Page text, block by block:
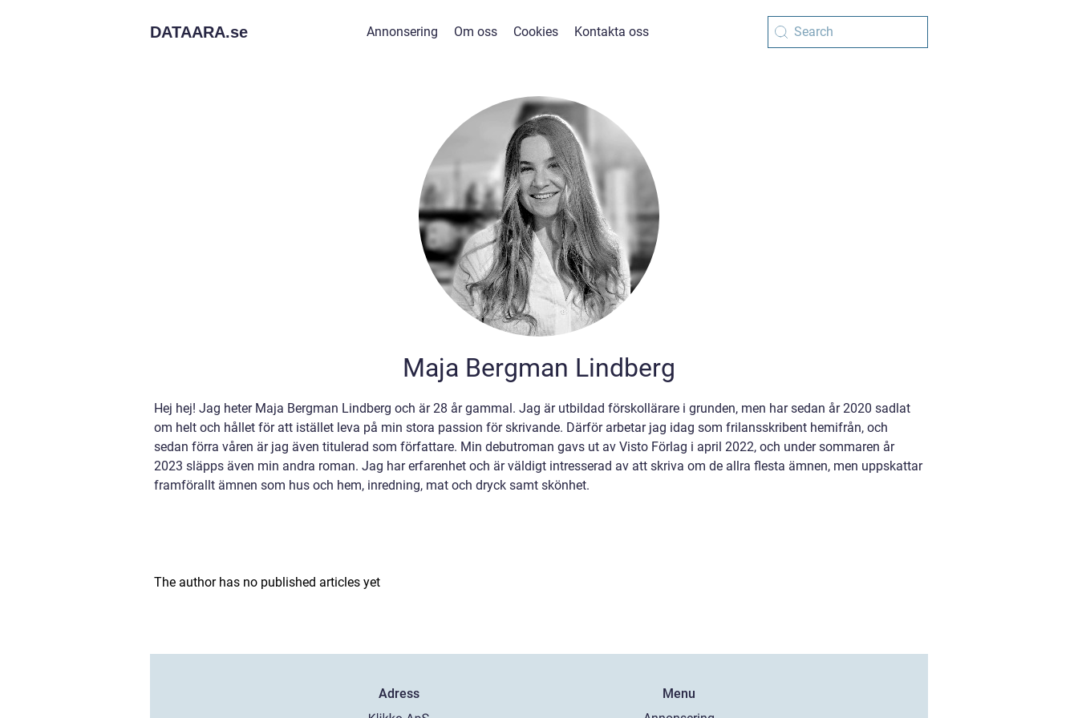
DATAARA.se Annonsering Om oss Cookies Kontakta oss
Maja Bergman Lindberg
Hej hej! Jag heter Maja Bergman Lindberg och är 28 år gammal. Jag är utbildad förskollärare i grunden, men har sedan år 2020 sadlat
om helt och hållet för att istället leva på min stora passion för skrivande. Därför arbetar jag idag som frilansskribent hemifrån, och
sedan förra våren är jag även titulerad som författare. Min debutroman gavs ut av Visto Förlag i april 2022, och under sommaren år
2023 släpps även min andra roman. Jag har erfarenhet och är väldigt intresserad av att skriva om de allra flesta ämnen, men uppskattar
framförallt ämnen som hus och hem, inredning, mat och dryck samt skönhet.
The author has no published articles yet
Adress
Menu